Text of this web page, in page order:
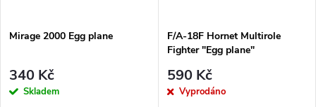
Mirage 2000 Egg plane
340 Kč
Skladem
F/A-18F Hornet Multirole
Fighter "Egg plane"
590 Kč
Vyprodáno